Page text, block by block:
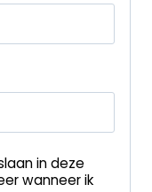
in deze
wanneer ik